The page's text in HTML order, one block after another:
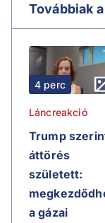
Továbbiak
4 perc
Láncreakció
Trump
áttörés
született:
a gázai